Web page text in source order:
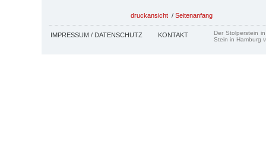
druckansicht / Seitenanfang
IMPRESSUM / DATENSCHUTZ KONTAKT
Der Stolperstein
Stein in Hamburg